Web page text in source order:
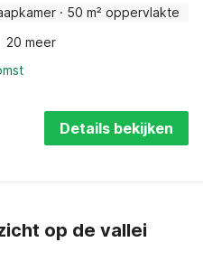
· 50 m² oppervlakte
20 meer
Details bekijken
op de vallei